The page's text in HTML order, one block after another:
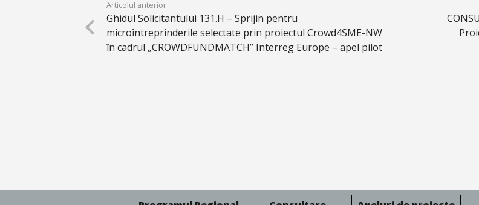
Articolul anterior
Ghidul Solicitantului 131.H – Sprijin pentru
microîntreprinderile selectate prin proiectul Crowd4SME-NW
în cadrul „CROWDFUNDMATCH” Interreg Europe – apel pilot